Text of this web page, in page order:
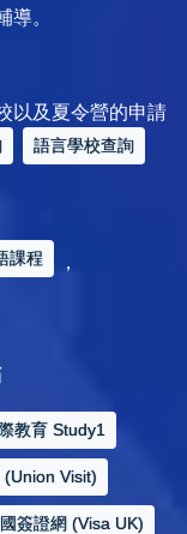
導。
以及夏令營的申請
語言學校查詢
課程 ，
教育 Study1
(Union Visit)
簽證網 (Visa UK)